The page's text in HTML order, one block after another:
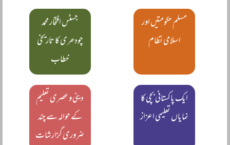
مسلم حکومتیں اور
اسلامی نظام
جسٹس افتخار محمد
چودھری کا تاریخی
خطاب
ایک پاکستانی بچی کا
نمایاں تعلیمی اعزاز
دینی و عصری تعلیم
کے حوالہ سے چند
ضروری گزارشات